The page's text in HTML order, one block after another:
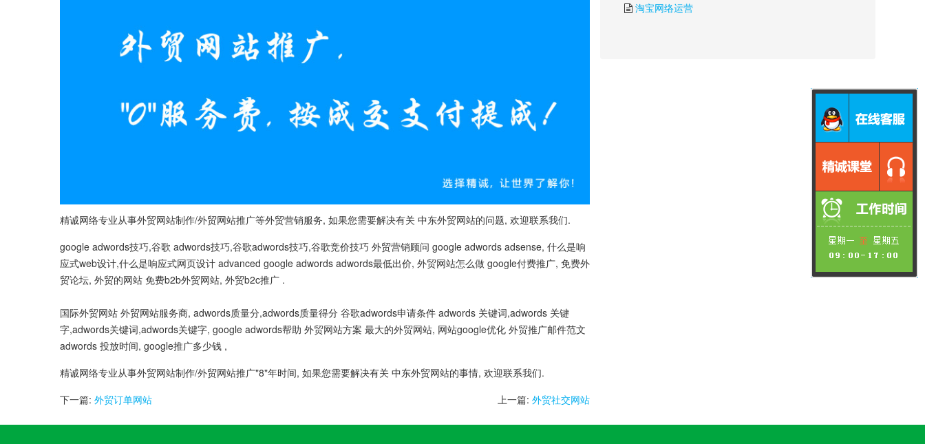
精诚网络专业从事外贸网站制作/外贸网站推广等外贸营销服务, 如果您需要解决有关 中东外贸网站的问题, 欢迎联系我们.
google adwords技巧,谷歌 adwords技巧,谷歌adwords技巧,谷歌竞价技巧 外贸营销顾问 google adwords adsense, 什么是响
应式web设计,什么是响应式网页设计 advanced google adwords adwords最低出价, 外贸网站怎么做 google付费推广, 免费外
贸论坛, 外贸的网站 免费b2b外贸网站, 外贸b2c推广 .
国际外贸网站 外贸网站服务商, adwords质量分,adwords质量得分 谷歌adwords申请条件 adwords 关键词,adwords 关键
字,adwords关键词,adwords关键字, google adwords帮助 外贸网站方案 最大的外贸网站, 网站google优化 外贸推广邮件范文
adwords 投放时间, google推广多少钱 ,
精诚网络专业从事外贸网站制作/外贸网站推广"8"年时间, 如果您需要解决有关 中东外贸网站的事情, 欢迎联系我们.
上一篇: 外贸社交网站
下一篇: 外贸订单网站
淘宝网络运营